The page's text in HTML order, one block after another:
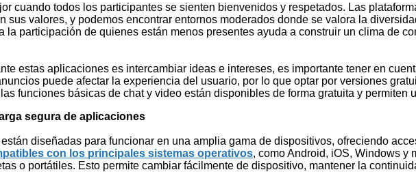
cuando todos los participantes se sienten bienvenidos y respetados. Las
sus valores, y podemos encontrar entornos moderados donde se valora la
la participación de quienes están menos presentes ayuda a construir un clima de
estas aplicaciones es intercambiar ideas e intereses, es importante tener en
puede afectar la experiencia del usuario, por lo que optar por versiones
funciones básicas de chat y video están disponibles de forma gratuita y
segura de aplicaciones
diseñadas para funcionar en una amplia gama de dispositivos, ofreciendo
con los principales sistemas operativos, como Android, iOS, Windows y
o portátiles. Esto permite cambiar fácilmente de dispositivo, mantener la